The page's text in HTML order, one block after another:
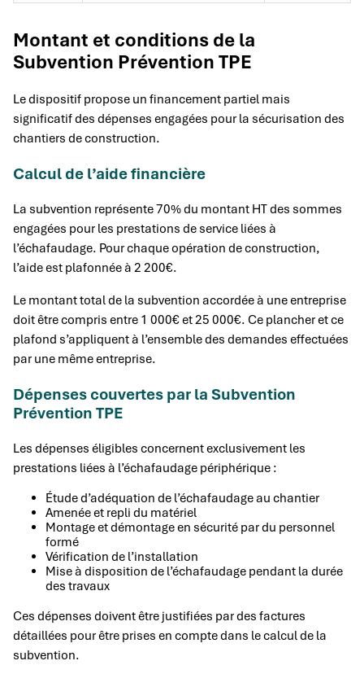
Montant et conditions de la
Subvention Prévention TPE
Le dispositif propose un financement partiel mais
significatif des dépenses engagées pour la sécurisation des
chantiers de construction.
Calcul de l’aide financière
La subvention représente 70% du montant HT des sommes
engagées pour les prestations de service liées à
l’échafaudage. Pour chaque opération de construction,
l’aide est plafonnée à 2 200€.
Le montant total de la subvention accordée à une entreprise
doit être compris entre 1 000€ et 25 000€. Ce plancher et ce
plafond s’appliquent à l’ensemble des demandes effectuées
par une même entreprise.
Dépenses couvertes par la Subvention
Prévention TPE
Les dépenses éligibles concernent exclusivement les
prestations liées à l’échafaudage périphérique :
Étude d’adéquation de l’échafaudage au chantier
Amenée et repli du matériel
Montage et démontage en sécurité par du personnel
formé
Vérification de l’installation
Mise à disposition de l’échafaudage pendant la durée
des travaux
Ces dépenses doivent être justifiées par des factures
détaillées pour être prises en compte dans le calcul de la
subvention.